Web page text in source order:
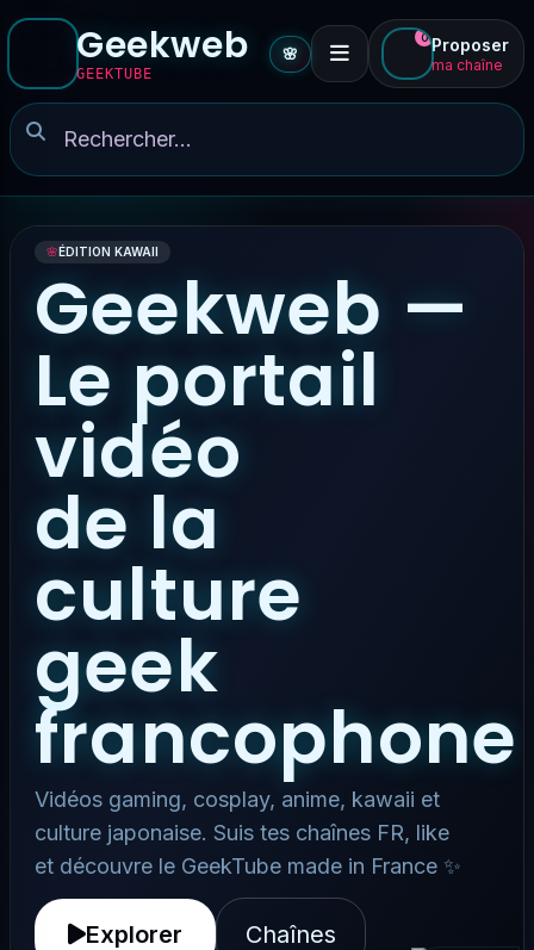
Geekweb
GEEKTUBE
🌸
0 Proposer
ma chaîne
🌸ÉDITION KAWAII
Geekweb —
Le portail
vidéo
de la
culture
geek
francophone
Vidéos gaming, cosplay, anime, kawaii et
culture japonaise. Suis tes chaînes FR, like
et découvre le GeekTube made in France ✨
Explorer Chaînes